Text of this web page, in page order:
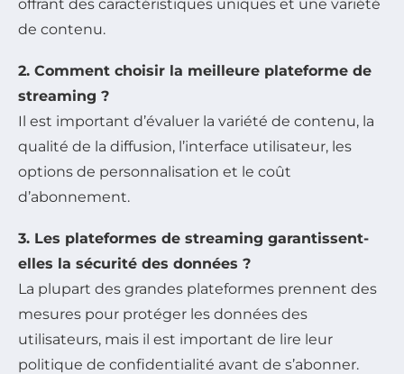
offrant des caractéristiques uniques et une variété
de contenu.
2. Comment choisir la meilleure plateforme de
streaming ?
Il est important d’évaluer la variété de contenu, la
qualité de la diffusion, l’interface utilisateur, les
options de personnalisation et le coût
d’abonnement.
3. Les plateformes de streaming garantissent-
elles la sécurité des données ?
La plupart des grandes plateformes prennent des
mesures pour protéger les données des
utilisateurs, mais il est important de lire leur
politique de confidentialité avant de s’abonner.